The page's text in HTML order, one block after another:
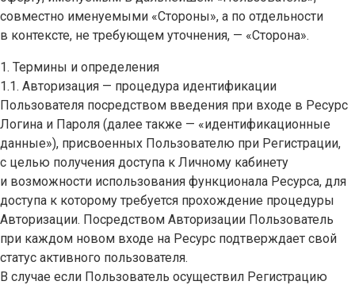
совместно именуемыми «Стороны», а по отдельности
в контексте, не требующем уточнения, — «Сторона».
1. Термины и определения
1.1. Авторизация — процедура идентификации
Пользователя посредством введения при входе в Ресурс
Логина и Пароля (далее также — «идентификационные
данные»), присвоенных Пользователю при Регистрации,
с целью получения доступа к Личному кабинету
и возможности использования функционала Ресурса, для
доступа к которому требуется прохождение процедуры
Авторизации. Посредством Авторизации Пользователь
при каждом новом входе на Ресурс подтверждает свой
статус активного пользователя.
В случае если Пользователь осуществил Регистрацию